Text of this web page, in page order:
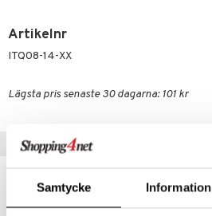
Samtycke Information
Artikelnr
ITQ08-14-XX
Lägsta pris senaste 30 dagarna: 101 kr
kampanj
& Örngott